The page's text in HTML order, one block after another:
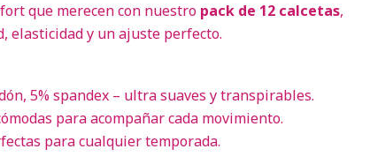
que merecen con nuestro pack de 12 calcetas,
elasticidad y un ajuste perfecto.
5% spandex – ultra suaves y transpirables.
para acompañar cada movimiento.
para cualquier temporada.